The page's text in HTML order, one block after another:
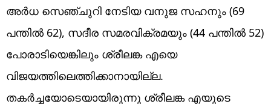
അര്‍ധ സെഞ്ചുറി നേടിയ വനുജ സഹനും (69
പന്തില്‍ 62), സദീര സമരവിക്രമയും (44 പന്തില്‍ 52)
പോരാടിയെങ്കിലും ശ്രീലങ്ക എയെ
വിജയത്തിലെത്തിക്കാനായില്ല.
തകര്‍ച്ചയോടെയായിരുന്നു ശ്രീലങ്ക എയുടെ